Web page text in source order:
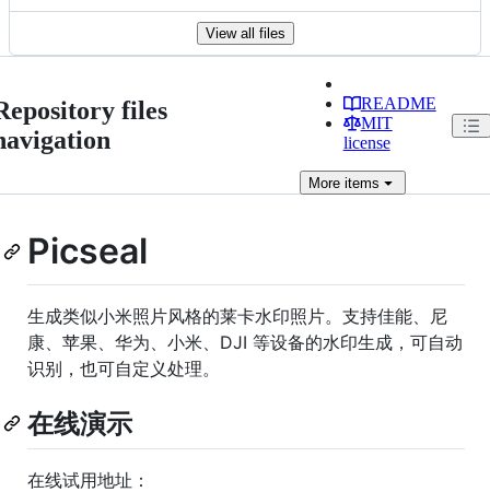
View all files
files
README
MIT
license
Moreitems
Picseal
生成类似小米照片风格的莱卡水印照片。支持佳能、尼
康、苹果、华为、小米、DJI 等设备的水印生成，可自动
识别，也可自定义处理。
在线演示
在线试用地址：